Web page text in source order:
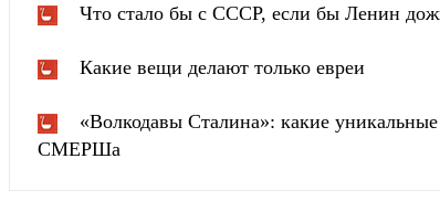
Что стало бы с СССР, если бы Ленин
Какие вещи делают только евреи
«Волкодавы Сталина»: какие
СМЕРШа